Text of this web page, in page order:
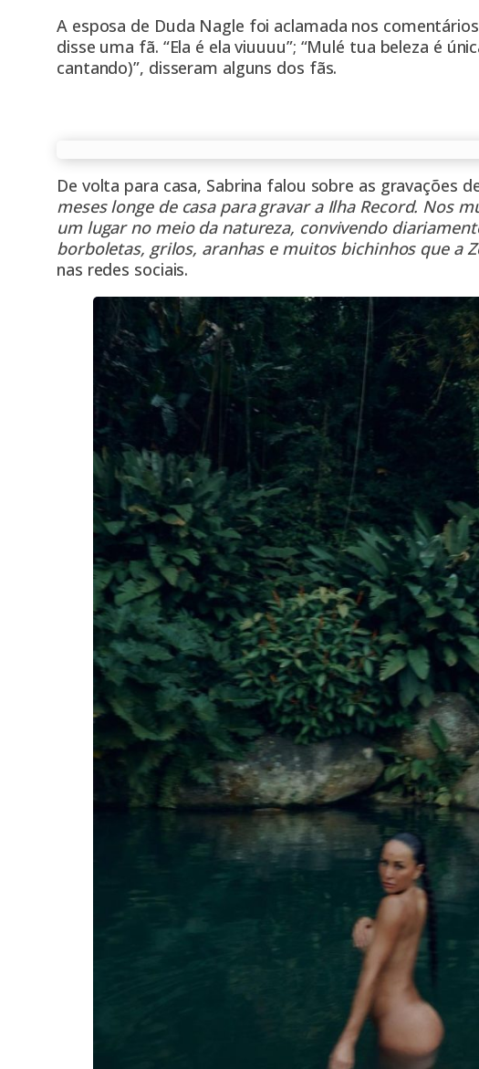
A esposa de Duda Nagle foi aclamada nos
disse uma fã. “Ela é ela viuuuu”; “Mulé tua beleza é
cantando)”, disseram alguns dos fãs.
De volta para casa, Sabrina falou sobre as gravações
meses longe de casa para gravar a Ilha Record. Nos
um lugar no meio da natureza, convivendo
borboletas, grilos, aranhas e muitos bichinhos que a
nas redes sociais.